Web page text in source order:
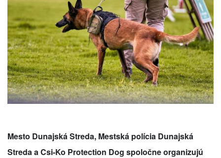
Mesto Dunajská Streda, Mestská polícia Dunajská
Streda a Csi-Ko Protection Dog spoločne organizujú